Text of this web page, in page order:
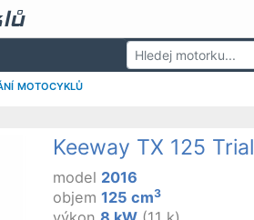
motocyklů
Keeway TX 125 Trial
model 2016
objem125 cm3